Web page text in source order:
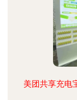
美团共享充电